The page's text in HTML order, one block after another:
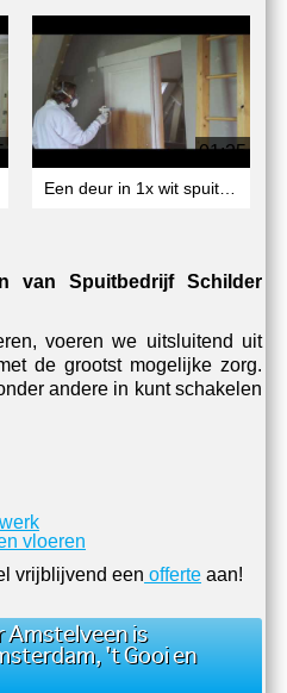
01:25
van Spuitbedrijf Schilder
voeren we uitsluitend uit
de grootst mogelijke zorg.
andere in kunt schakelen
vloeren
vrijblijvend een offerte aan!
Amstelveen is
't Gooi en